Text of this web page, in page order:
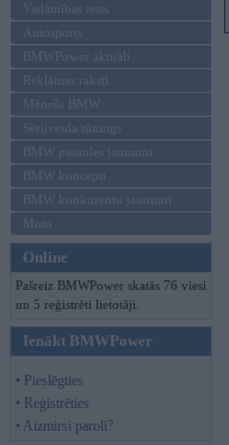
Vadāmības tests
Autosports
BMWPower aktuāli
Reklāmas raksti
Mēneša BMW
Sērijveida tūnings
BMW pasaules jaunumi
BMW koncepti
BMW konkurentu jaunumi
Moto
Online
Pašreiz BMWPower skatās 76 viesi
un 5 reģistrēti lietotāji.
Ienākt BMWPower
• Pieslēgties
• Reģistrēties
• Aizmirsi paroli?